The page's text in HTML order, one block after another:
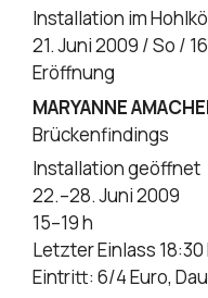
Installation im
21. Juni 2009 / So /
Eröffnung
MARYANNE
Brückenfindings
Installation geöffnet
22.–28. Juni 2009
15–19 h
Letzter Einlass 18:30
Eintritt: 6/4 Euro,